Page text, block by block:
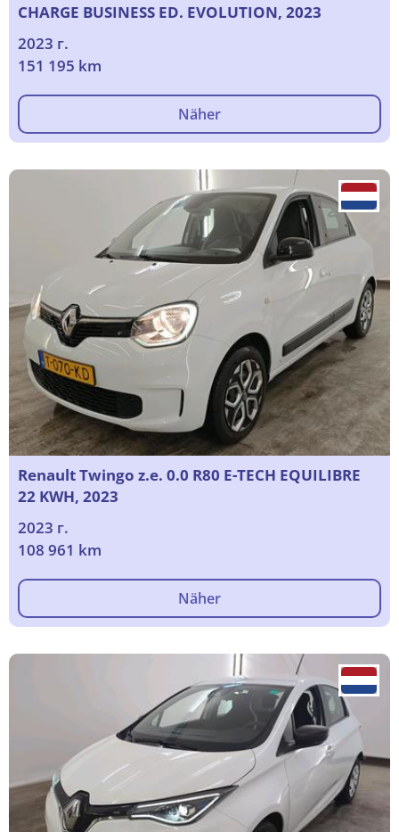
CHARGE BUSINESS ED. EVOLUTION, 2023
2023 г.
151 195 km
Näher
Renault Twingo z.e. 0.0 R80 E-TECH EQUILIBRE
22 KWH, 2023
2023 г.
108 961 km
Näher